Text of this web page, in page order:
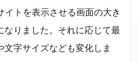
イトを表示させる画面の大き
なりました。それに応じて最
文字サイズなども変化しま